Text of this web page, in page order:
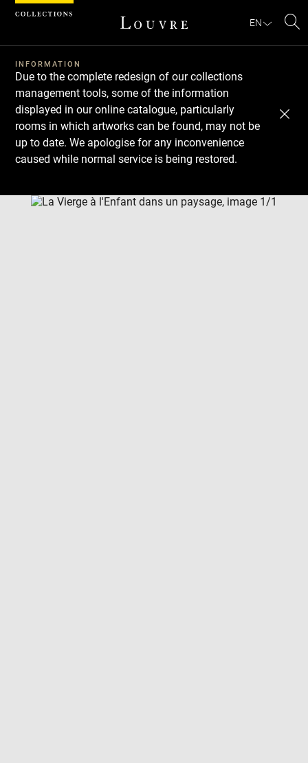
EN
INFORMATION
Due to the complete redesign of our collections
management tools, some of the information
displayed in our online catalogue, particularly
rooms in which artworks can be found, may not be
up to date. We apologise for any inconvenience
caused while normal service is being restored.
Download
Next
Previous
Cookies management panel